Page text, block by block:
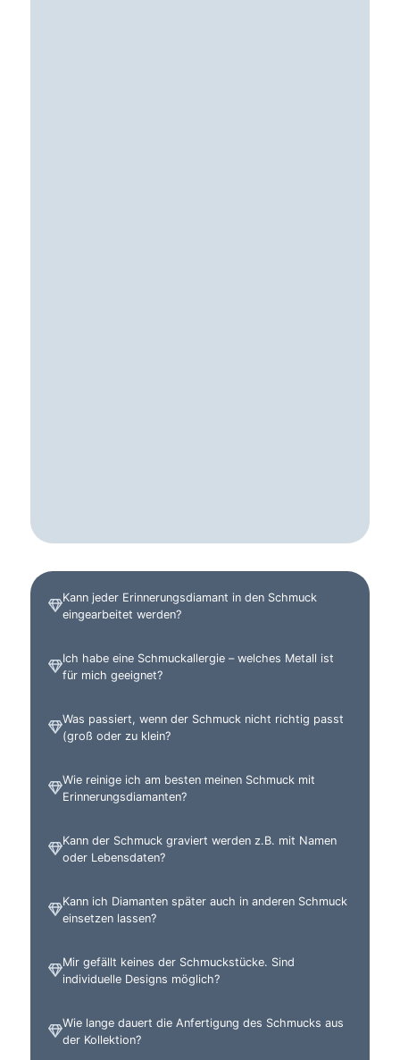
Kann jeder Erinnerungsdiamant in den Schmuck
eingearbeitet werden?
Ich habe eine Schmuckallergie – welches Metall ist
für mich geeignet?
Was passiert, wenn der Schmuck nicht richtig passt
(groß oder zu klein?
Wie reinige ich am besten meinen Schmuck mit
Erinnerungsdiamanten?
Kann der Schmuck graviert werden z.B. mit Namen
oder Lebensdaten?
Kann ich Diamanten später auch in anderen Schmuck
einsetzen lassen?
Mir gefällt keines der Schmuckstücke. Sind
individuelle Designs möglich?
Wie lange dauert die Anfertigung des Schmucks aus
der Kollektion?